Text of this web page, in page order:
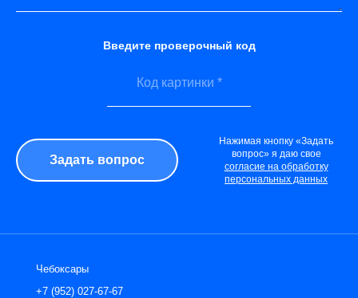
Введите проверочный код
Нажимая кнопку «Задать
вопрос» я даю свое
согласие на обработку
персональных данных
Чебоксары
+7 (952) 027-67-67